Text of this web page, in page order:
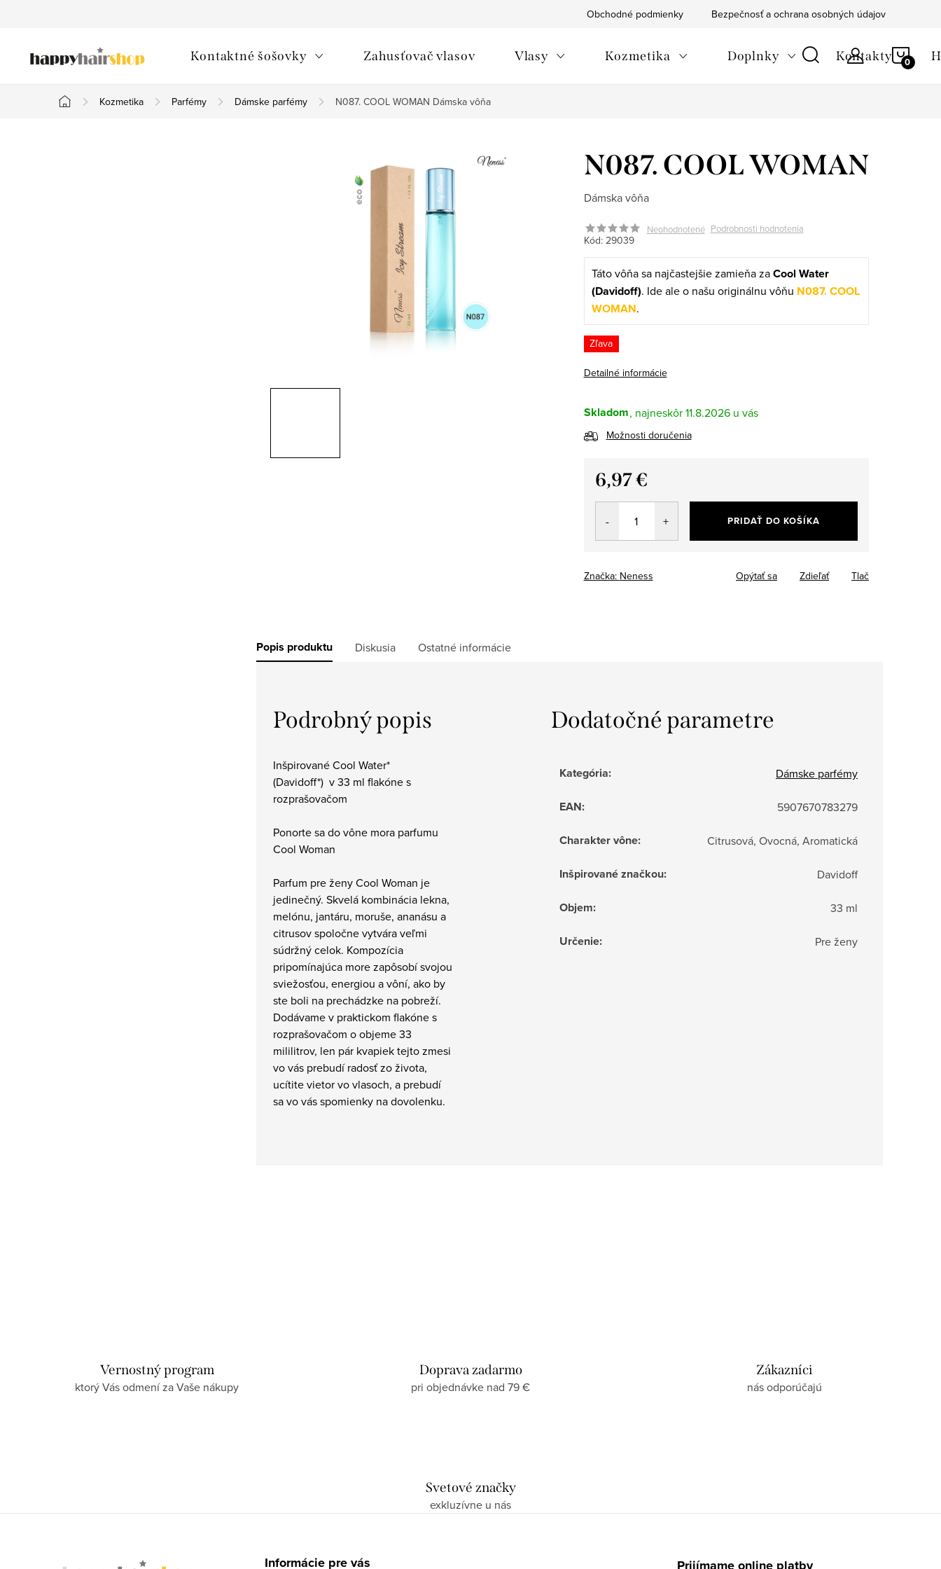
Obchodné podmienky Bezpečnosť a ochrana osobných údajov
Kontaktné šošovky Zahusťovač vlasov Vlasy Kozmetika Doplnky Kontakty
Domov
Kozmetika Parfémy Dámske parfémy N087. COOL WOMAN Dámska vôňa
Zľava
N087. COOL WOMAN
Dámska vôňa
Neohodnotené Podrobnosti hodnotenia
Kód: 29039
Detailné informácie
Skladom 11.8.2026
Možnosti doručenia
6,97 €
Jednotková
PRIDAŤ DO KOŠÍKA
Značka: Neness Tlač
Opýtať sa Zdieľať
Táto vôňa sa najčastejšie zamieňa zaCool Water
(Davidoff). Ide ale o našu originálnu vôňu N087. COOL
WOMAN.
Popis produktu Diskusia Ostatné informácie
Podrobný popis
Inšpirované Cool Water*
(Davidoff*) v 33 ml flakóne s
rozprašovačom
Ponorte sa do vône mora parfumu
Cool Woman
Parfum pre ženy Cool Woman je
jedinečný. Skvelá kombinácia lekna,
melónu, jantáru, moruše, ananásu a
citrusov spoločne vytvára veľmi
súdržný celok. Kompozícia
pripomínajúca more zapôsobí svojou
sviežosťou, energiou a vôní, ako by
ste boli na prechádzke na pobreží.
Dodávame v praktickom flakóne s
rozprašovačom o objeme 33
mililitrov, len pár kvapiek tejto zmesi
vo vás prebudí radosť zo života,
ucítite vietor vo vlasoch, a prebudí
sa vo vás spomienky na dovolenku.
Dodatočné parametre
Kategória: Dámske parfémy
EAN: 5907670783279
Charakter vône: Citrusová, Ovocná, Aromatická
Inšpirované značkou: Davidoff
Objem: 33 ml
Určenie: Pre ženy
Vernostný program
ktorý Vás odmení za Vaše nákupy
Doprava zadarmo
pri objednávke nad 79 €
Zákazníci
nás odporúčajú
Svetové značky
exkluzívne u nás
Informácie pre vás